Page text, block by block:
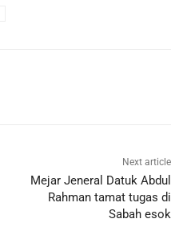
Next article
Mejar Jeneral Datuk Abdul
Rahman tamat tugas di
Sabah esok